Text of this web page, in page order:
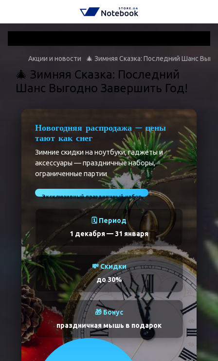
Акции и новости 🎄 Зимняя Сказка: Последний Шанс
🎄 Зимняя Сказка: Последний
Шанс Выгодно Завершить Год!
Новогодняя распродажа — цены
тают как снег
Зимние скидки на ноутбуки, гаджеты и
аксессуары — праздничные наборы,
ограниченные партии
Эксклюзивный праздничный набор
🗓️ Период
1 декабря— 31 января
💸 Скидки
до 30%
🎁 Бонус
праздничная мышь в подарок